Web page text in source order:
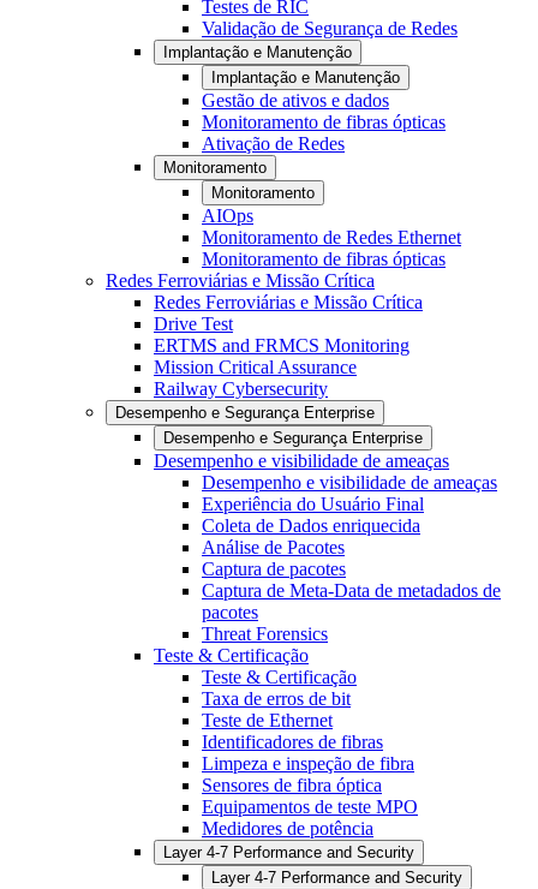
Testes de RIC
Validação de Segurança de Redes
Implantação e Manutenção
Implantação e Manutenção
Gestão de ativos e dados
Monitoramento de fibras ópticas
Ativação de Redes
Monitoramento
Monitoramento
AIOps
Monitoramento de Redes Ethernet
Monitoramento de fibras ópticas
Redes Ferroviárias e Missão Crítica
Redes Ferroviárias e Missão Crítica
Drive Test
ERTMS and FRMCS Monitoring
Mission Critical Assurance
Railway Cybersecurity
Desempenho e Segurança Enterprise
Desempenho e Segurança Enterprise
Desempenho e visibilidade de ameaças
Desempenho e visibilidade de ameaças
Experiência do Usuário Final
Coleta de Dados enriquecida
Análise de Pacotes
Captura de pacotes
Captura de Meta-Data de metadados de
pacotes
Threat Forensics
Teste & Certificação
Teste & Certificação
Taxa de erros de bit
Teste de Ethernet
Identificadores de fibras
Limpeza e inspeção de fibra
Sensores de fibra óptica
Equipamentos de teste MPO
Medidores de potência
Layer 4-7 Performance and Security
Layer 4-7 Performance and Security